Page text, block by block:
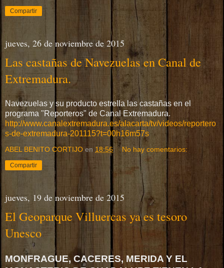
Compartir
jueves, 26 de noviembre de 2015
Las castañas de Navezuelas en Canal de
Extremadura.
Navezuelas y su producto estrella las castañas en el
programa "Reporteros" de Canal Extremadura.
http://www.canalextremadura.es/alacarta/tv/videos/reportero
s-de-extremadura-201115?t=00h16m57s
ABEL BENITO CORTIJO en 18:56 No hay comentarios:
Compartir
jueves, 19 de noviembre de 2015
El Geoparque Villuercas ya es tesoro
Unesco
MONFRAGUE, CACERES, MERIDA Y EL